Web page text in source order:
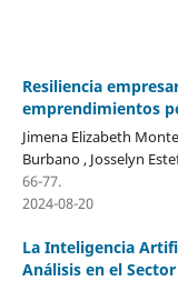
Resiliencia
emprendimientos
Jimena Elizabeth
Burbano , Josselyn
66-77.
2024-08-20
La Inteligencia
Análisis en el